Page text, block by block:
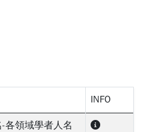
INFO
各領域學者人名